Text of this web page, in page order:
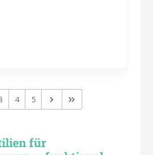
4 5
für